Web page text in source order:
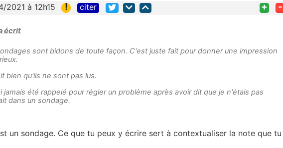
2021 à 12h15 ! citer + -
écrit
sont bidons de toute façon. C'est juste fait pour donner une impression
bien qu'ils ne sont pas lus.
jamais été rappelé pour régler un problème après avoir dit que je n'étais pas
dans un sondage.
un sondage. Ce que tu peux y écrire sert à contextualiser la note que tu